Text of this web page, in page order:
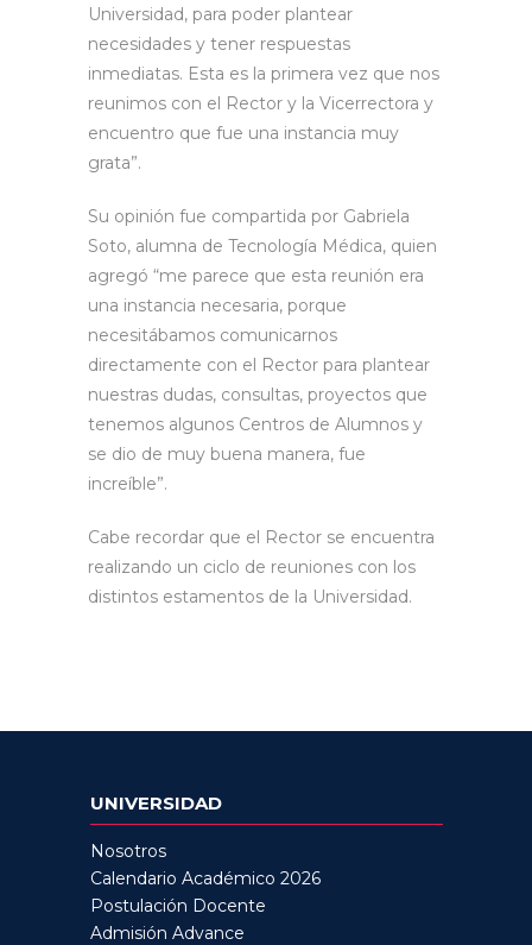
Universidad, para poder plantear
necesidades y tener respuestas
inmediatas. Esta es la primera vez que nos
reunimos con el Rector y la Vicerrectora y
encuentro que fue una instancia muy
grata”.
Su opinión fue compartida por Gabriela
Soto, alumna de Tecnología Médica, quien
agregó “me parece que esta reunión era
una instancia necesaria, porque
necesitábamos comunicarnos
directamente con el Rector para plantear
nuestras dudas, consultas, proyectos que
tenemos algunos Centros de Alumnos y
se dio de muy buena manera, fue
increíble”.
Cabe recordar que el Rector se encuentra
realizando un ciclo de reuniones con los
distintos estamentos de la Universidad.
UNIVERSIDAD
Nosotros
Calendario Académico 2026
Postulación Docente
Admisión Advance